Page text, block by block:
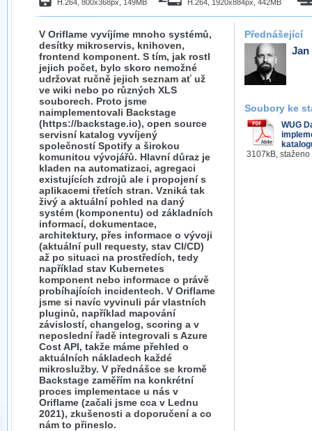
H.264, 800x368px, 149MB H.264, 1920x884px, 442MB
V Oriflame vyvíjíme mnoho systémů,
desítky mikroservis, knihoven,
frontend komponent. S tím, jak rostl
jejich počet, bylo skoro nemožné
udržovat ručně jejich seznam ať už
ve wiki nebo po různých XLS
souborech. Proto jsme
naimplementovali Backstage
(https://backstage.io), open source
servisní katalog vyvíjený
společností Spotify a širokou
komunitou vývojářů. Hlavní důraz je
kladen na automatizaci, agregaci
existujících zdrojů ale i propojení s
aplikacemi třetích stran. Vzniká tak
živý a aktuální pohled na daný
systém (komponentu) od základních
informací, dokumentace,
architektury, přes informace o vývoji
(aktuální pull requesty, stav CI/CD)
až po situaci na prostředích, tedy
například stav Kubernetes
komponent nebo informace o právě
probíhajících incidentech. V Oriflame
jsme si navíc vyvinuli pár vlastních
pluginů, například mapování
závislostí, changelog, scoring a v
neposlední řadě integrovali s Azure
Cost API, takže máme přehled o
aktuálních nákladech každé
mikroslužby. V přednášce se kromě
Backstage zaměřím na konkrétní
proces implementace u nás v
Oriflame (začali jsme cca v Lednu
2021), zkušenosti a doporučení a co
nám to přineslo.
Přednášející
Jan
Soubory ke
WUG
3107kB, staženo